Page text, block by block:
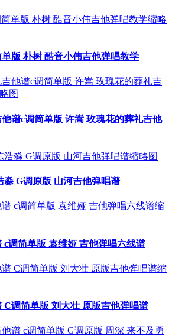
版 朴树 酷音小伟吉他弹唱教学
谱c调简单版 许嵩 玫瑰花的葬礼吉他
淼 G调原版 山河吉他弹唱谱
c调简单版 袁维娅 吉他弹唱六线谱
C调简单版 刘大壮 原版吉他弹唱谱